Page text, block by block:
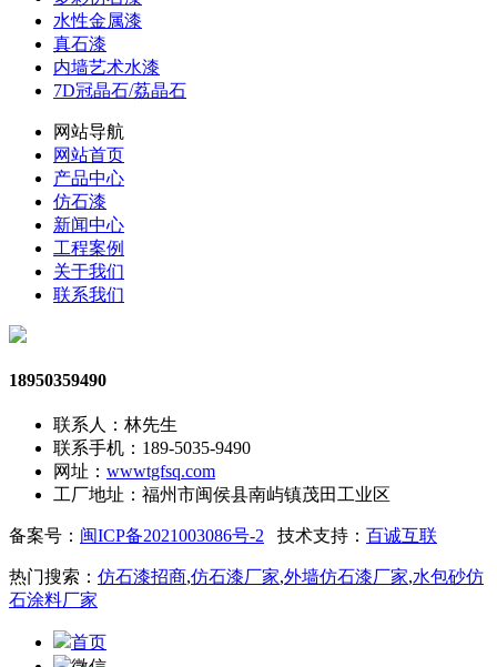
水性金属漆
真石漆
内墙艺术水漆
7D冠晶石/荔晶石
网站导航
网站首页
产品中心
仿石漆
新闻中心
工程案例
关于我们
联系我们
18950359490
联系人：林先生
联系手机：189-5035-9490
网址： wwwtgfsq.com
工厂地址：福州市闽侯县南屿镇茂田工业区
备案号： 闽ICP备2021003086号-2 技术支持： 百诚互联
热门搜索： 仿石漆招商,仿石漆厂家,外墙仿石漆厂家,水包砂仿
石涂料厂家
首页